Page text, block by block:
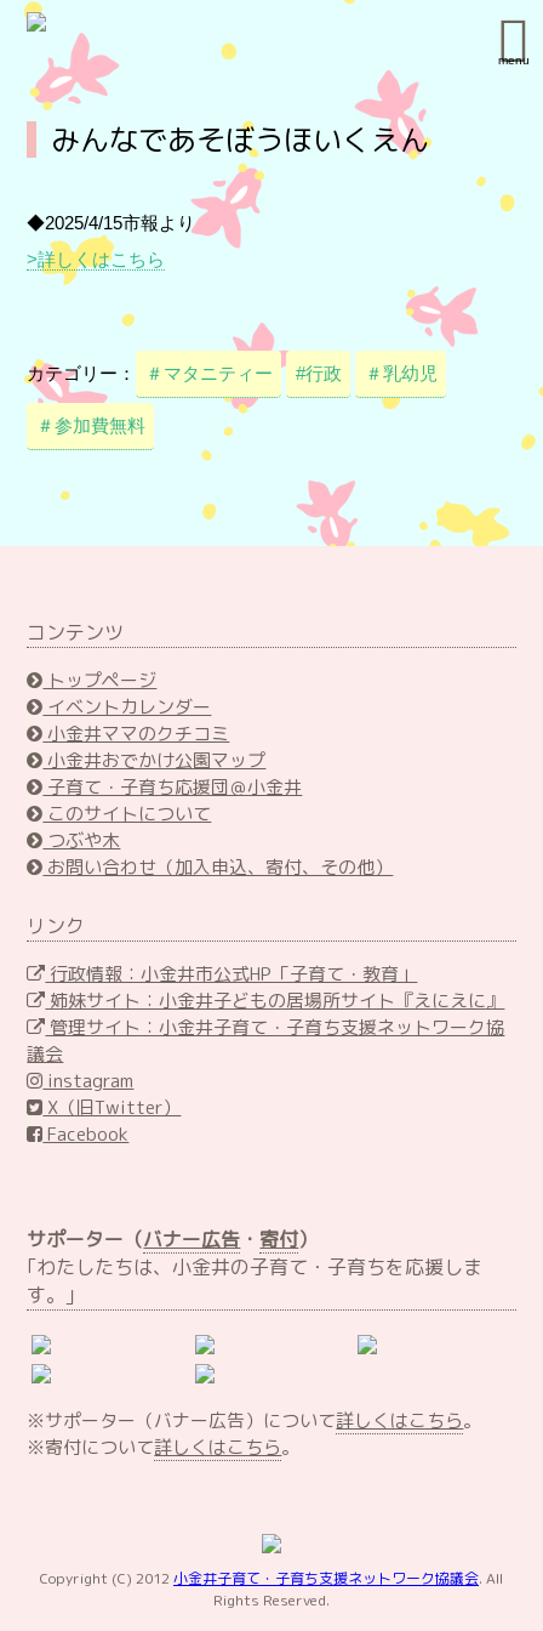
menu
みんなであそぼうほいくえん
◆2025/4/15市報より
>詳しくはこちら
カテゴリー： ＃マタニティー #行政 ＃乳幼児
＃参加費無料
コンテンツ
トップページ
イベントカレンダー
小金井ママのクチコミ
小金井おでかけ公園マップ
子育て・子育ち応援団＠小金井
このサイトについて
つぶや木
お問い合わせ（加入申込、寄付、その他）
リンク
行政情報：小金井市公式HP「子育て・教育」
姉妹サイト：小金井子どもの居場所サイト『えにえに』
管理サイト：小金井子育て・子育ち支援ネットワーク協
議会
instagram
X（旧Twitter）
Facebook
サポーター（バナー広告 ・ 寄付）
｢わたしたちは、小金井の子育て・子育ちを応援しま
す。｣
※サポーター（バナー広告）について詳しくはこちら。
※寄付について詳しくはこちら。
Copyright (C) 2012 小金井子育て・子育ち支援ネットワーク協議会. All
Rights Reserved.